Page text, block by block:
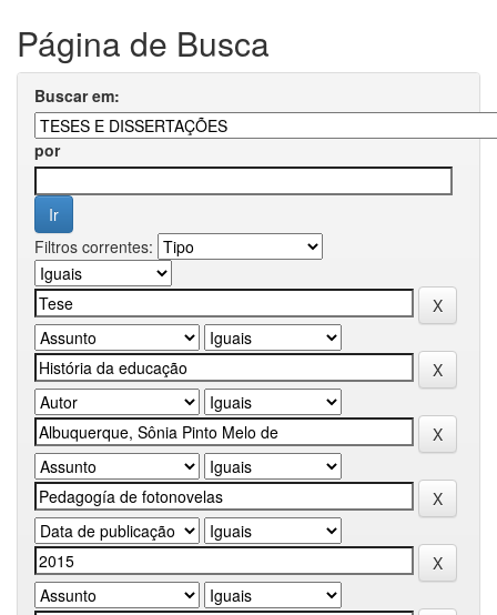
Página de Busca
Buscar em:
por
Filtros correntes: